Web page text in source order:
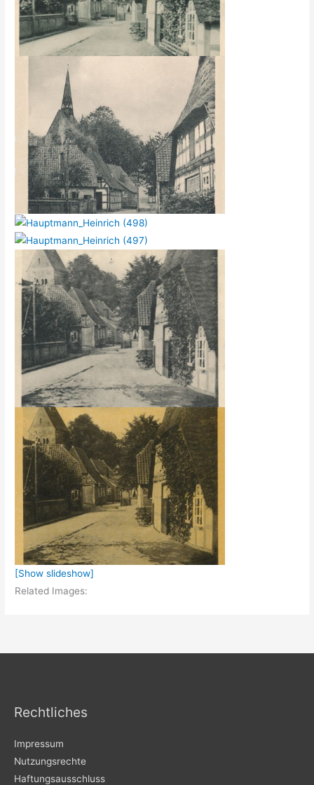
[Show slideshow]
Related Images:
Rechtliches
Impressum
Nutzungsrechte
Haftungsausschluss